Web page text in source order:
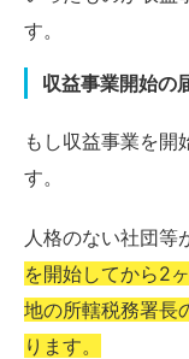
す。
収益事業開始の
もし収益事業を開
す。
人格のない社団等
を開始してから2
地の所轄税務署長
ります。